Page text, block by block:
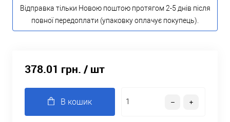
Відправка тільки Новою поштою протягом 2-5 днів після
повної передоплати (упаковку оплачує покупець).
378.01 грн. / шт
В кошик